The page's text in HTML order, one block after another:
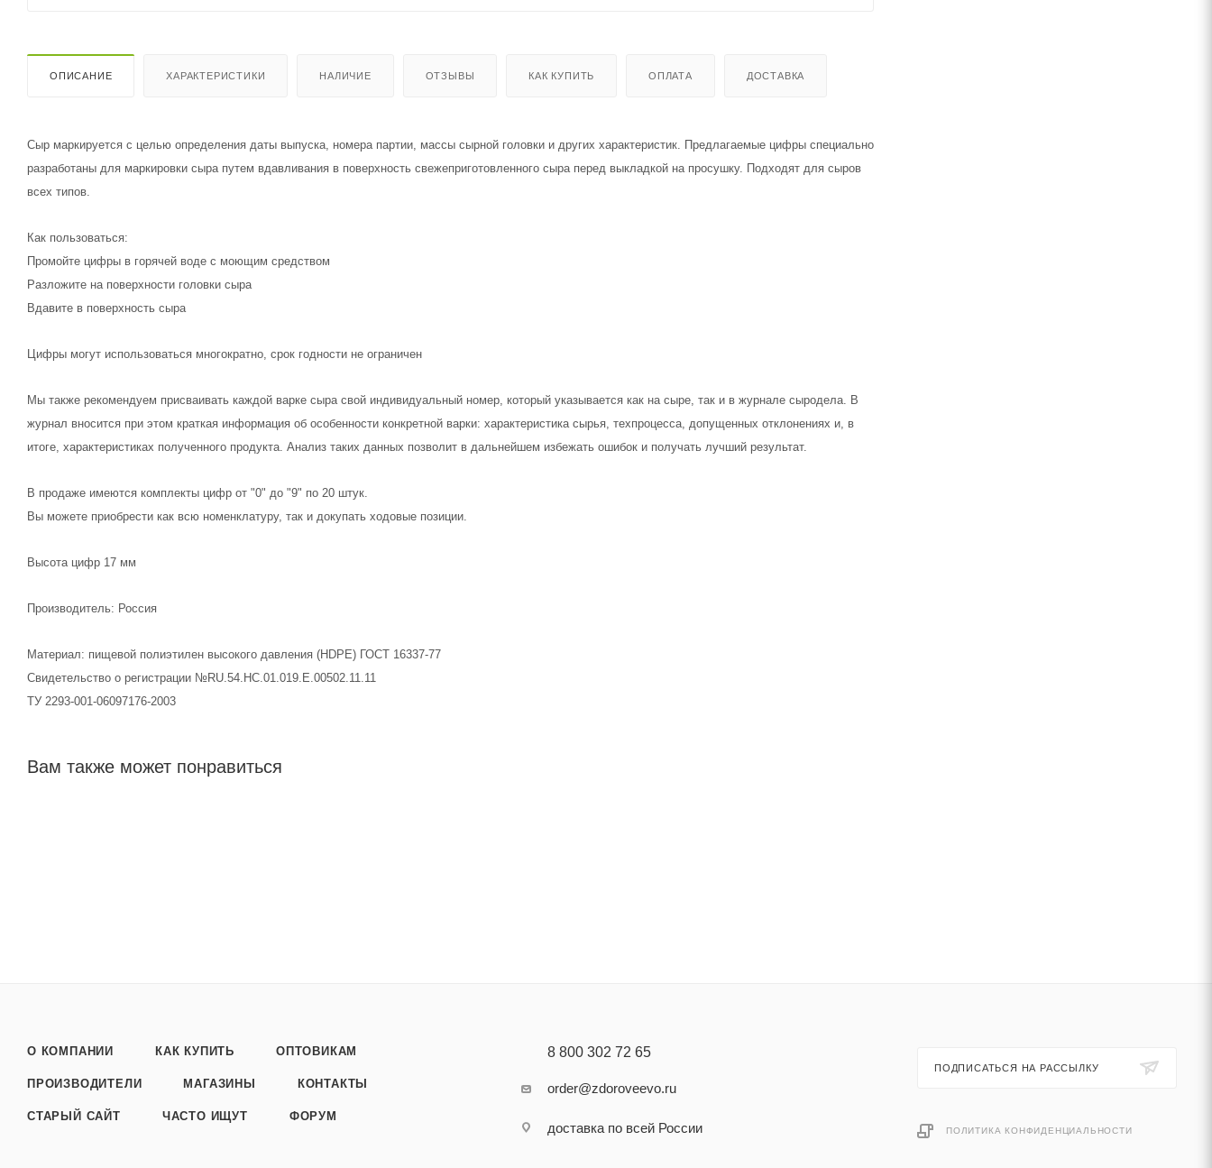
ОПИСАНИЕ ХАРАКТЕРИСТИКИ НАЛИЧИЕ ОТЗЫВЫ КАК КУПИТЬ ОПЛАТА ДОСТАВКА
Сыр маркируется с целью определения даты выпуска, номера партии, массы сырной головки и других характеристик. Предлагаемые цифры специально
разработаны для маркировки сыра путем вдавливания в поверхность свежеприготовленного сыра перед выкладкой на просушку. Подходят для сыров
всех типов.
Как пользоваться:
Промойте цифры в горячей воде с моющим средством
Разложите на поверхности головки сыра
Вдавите в поверхность сыра
Цифры могут использоваться многократно, срок годности не ограничен
Мы также рекомендуем присваивать каждой варке сыра свой индивидуальный номер, который указывается как на сыре, так и в журнале сыродела. В
журнал вносится при этом краткая информация об особенности конкретной варки: характеристика сырья, техпроцесса, допущенных отклонениях и, в
итоге, характеристиках полученного продукта. Анализ таких данных позволит в дальнейшем избежать ошибок и получать лучший результат.
В продаже имеются комплекты цифр от "0" до "9" по 20 штук.
Вы можете приобрести как всю номенклатуру, так и докупать ходовые позиции.
Высота цифр 17 мм
Производитель: Россия
Материал: пищевой полиэтилен высокого давления (HDPE) ГОСТ 16337-77
Свидетельство о регистрации №RU.54.НС.01.019.E.00502.11.11
ТУ 2293-001-06097176-2003
Вам также может понравиться
О КОМПАНИИ КАК КУПИТЬ ОПТОВИКАМ
ПРОИЗВОДИТЕЛИ МАГАЗИНЫ КОНТАКТЫ
СТАРЫЙ САЙТ ЧАСТО ИЩУТ ФОРУМ
8 800 302 72 65
order@zdoroveevo.ru
доставка по всей России
ПОДПИСАТЬСЯ НА РАССЫЛКУ
ПОЛИТИКА КОНФИДЕНЦИАЛЬНОСТИ